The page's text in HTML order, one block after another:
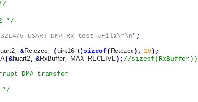
2 */
USART DMA Rx test JFila\r\n" ;
, &Retezec , (uint16_t) sizeof( Retezec ), 10 );
(&huart2, &RxBuffer, MAX_RECEIVE ); //
DMA transfer
*/